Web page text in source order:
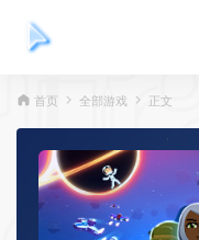
首页 全部游戏 正文